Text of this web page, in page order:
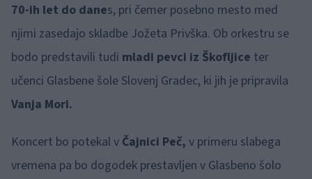
70-ih let do danes, pri čemer posebno mesto med
njimi zasedajo skladbe Jožeta Privška. Ob orkestru se
bodo predstavili tudi mladi pevci iz Škofljice ter
učenci Glasbene šole Slovenj Gradec, ki jih je pripravila
Vanja Mori.
Koncert bo potekal v Čajnici Peč, v primeru slabega
vremena pa bo dogodek prestavljen v Glasbeno šolo